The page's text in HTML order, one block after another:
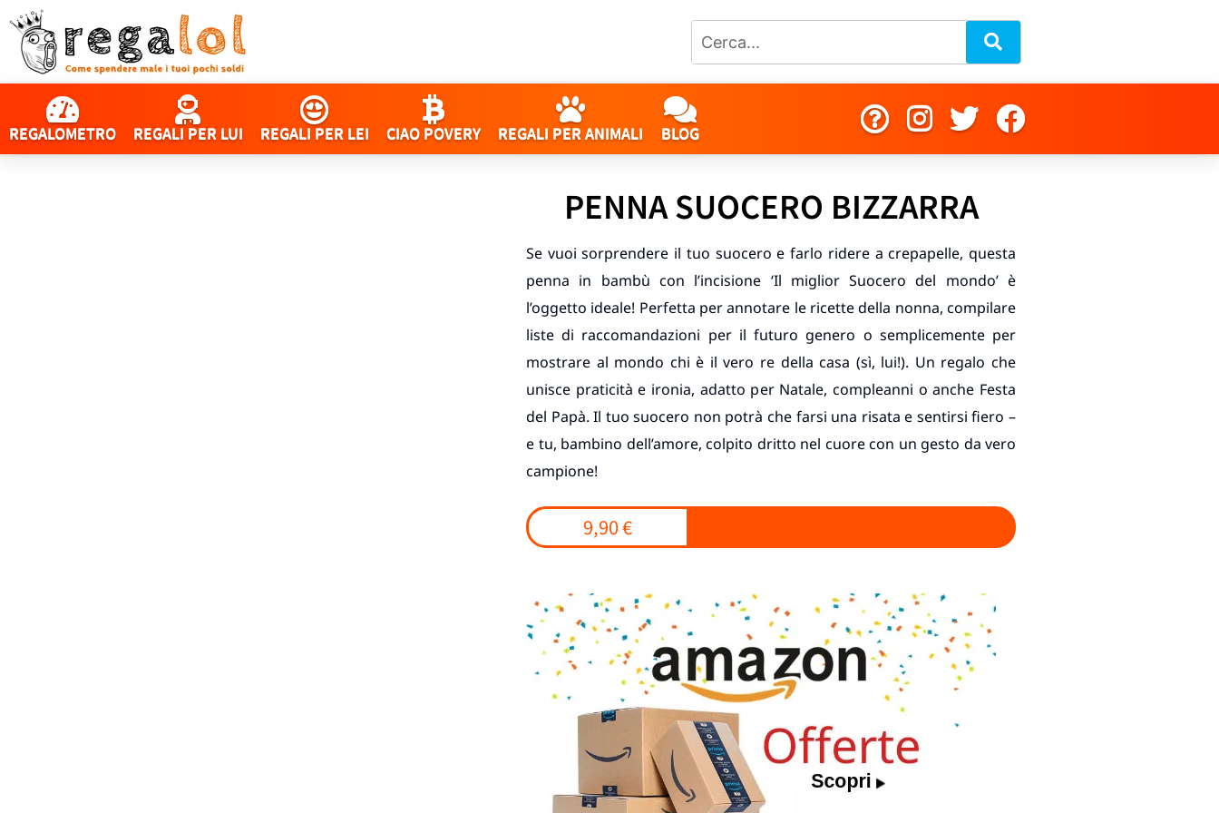
REGALOMETRO REGALI PER LUI REGALI PER LEI CIAO POVERY REGALI PER ANIMALI BLOG
PENNA SUOCERO BIZZARRA
Se vuoi sorprendere il tuo suocero e farlo ridere a crepapelle, questa
penna in bambù con l’incisione ‘Il miglior Suocero del mondo’ è
l’oggetto ideale! Perfetta per annotare le ricette della nonna, compilare
liste di raccomandazioni per il futuro genero o semplicemente per
mostrare al mondo chi è il vero re della casa (sì, lui!). Un regalo che
unisce praticità e ironia, adatto per Natale, compleanni o anche Festa
del Papà. Il tuo suocero non potrà che farsi una risata e sentirsi fiero –
e tu, bambino dell’amore, colpito dritto nel cuore con un gesto da vero
campione!
9,90 €